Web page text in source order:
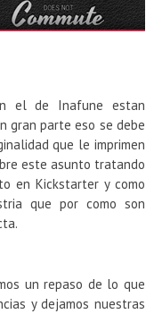
el de Inafune estan
gran parte eso se debe
que le imprimen
este asunto tratando
en Kickstarter y como
que por como son
un repaso de lo que
y dejamos nuestras